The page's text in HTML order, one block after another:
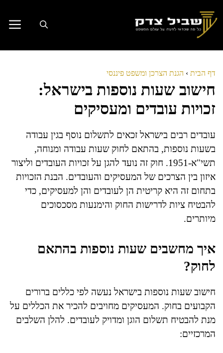
לתוכן
דף הבית › הגנת הצרכן ומשפט פיננסי
חישוב שעות נוספות בישראל:
זכויות עובדים ומעסיקים
עובדים רבים בישראל זכאים לתשלום נוסף בגין עבודה
בשעות נוספות, בהתאם לחוק שעות עבודה ומנוחה,
תשי"א-1951. חוק זה נועד להגן על זכויות העובדים וליצור
איזון בין הצרכים של המעסיקים והעובדים. הבנת הזכויות
בתחום זה היא קריטית הן לעובדים והן למעסיקים, כדי
להבטיח ציות לדרישות החוק והימנעות מסכסוכים
מיותרים.
איך מחשבים שעות נוספות בהתאם
לחוק?
חישוב שעות נוספות בישראל נעשה לפי כללים ברורים
הקבועים בחוק. המעסיקים מחויבים להכיר את הכללים על
מנת להבטיח תשלום הוגן ומדויק לעובדים. להלן השלבים
המרכזיים: